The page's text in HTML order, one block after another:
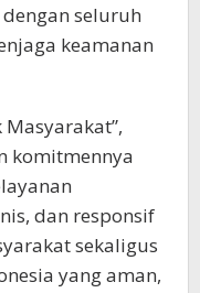
seluruh
keamanan
komitmennya
dan responsif
sekaligus
yang aman,